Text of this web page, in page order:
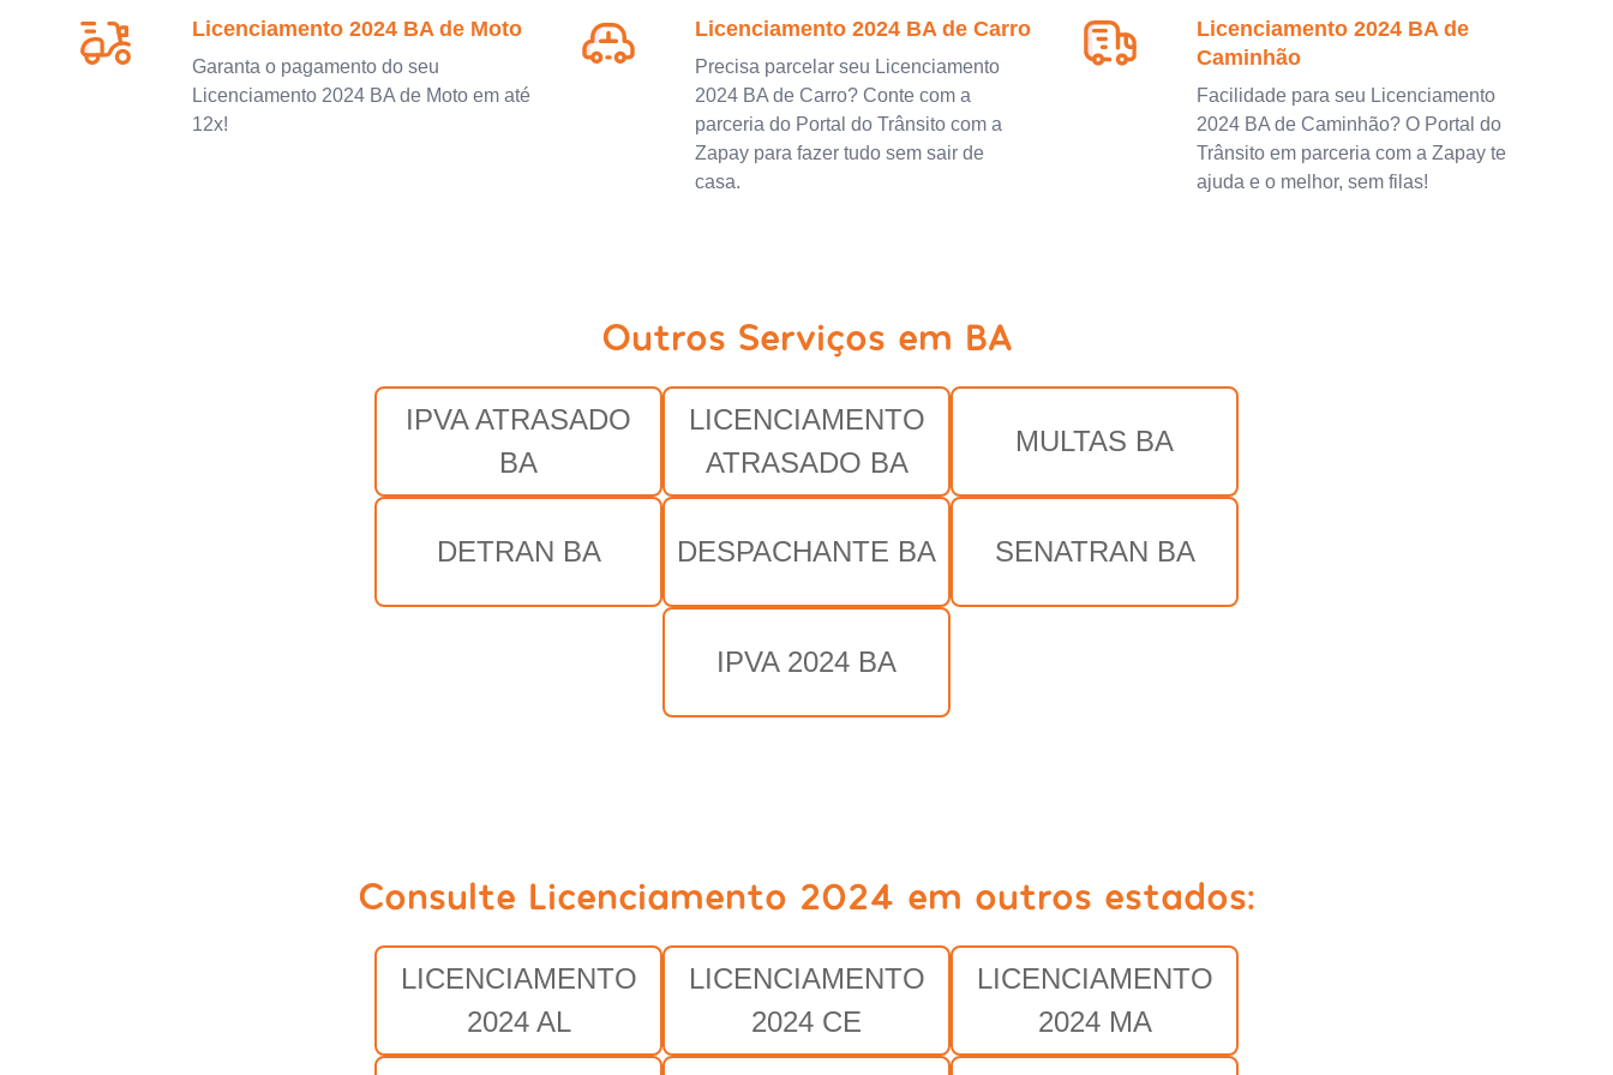
Licenciamento 2024 BA de Moto
Garanta o pagamento do seu
Licenciamento 2024 BA de Moto em até
12x!
Licenciamento 2024 BA de Carro
Precisa parcelar seu Licenciamento
2024 BA de Carro? Conte com a
parceria do Portal do Trânsito com a
Zapay para fazer tudo sem sair de
casa.
Licenciamento 2024 BA de
Caminhão
Facilidade para seu Licenciamento
2024 BA de Caminhão? O Portal do
Trânsito em parceria com a Zapay te
ajuda e o melhor, sem filas!
Outros Serviços em BA
IPVA ATRASADO
BA
LICENCIAMENTO
ATRASADO BA
MULTAS BA
DETRAN BA DESPACHANTE BA SENATRAN BA
IPVA 2024 BA
Consulte Licenciamento 2024 em outros estados:
LICENCIAMENTO
2024 AL
LICENCIAMENTO
2024 CE
LICENCIAMENTO
2024 MA